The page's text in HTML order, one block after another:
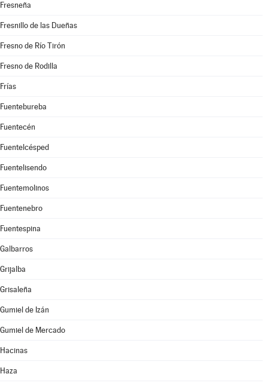
Fresneña
Fresnillo de las Dueñas
Fresno de Río Tirón
Fresno de Rodilla
Frías
Fuentebureba
Fuentecén
Fuentelcésped
Fuentelisendo
Fuentemolinos
Fuentenebro
Fuentespina
Galbarros
Grijalba
Grisaleña
Gumiel de Izán
Gumiel de Mercado
Hacinas
Haza